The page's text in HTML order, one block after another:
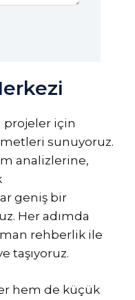
projeler için
sunuyoruz.
analizlerine,
geniş bir
Her adımda
rehberlik ile
taşıyoruz.
hem de küçük